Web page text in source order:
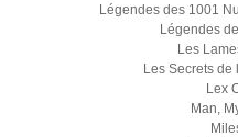
Légendes des 1001
Légendes
Les
Les Secrets de
Lex
Man,